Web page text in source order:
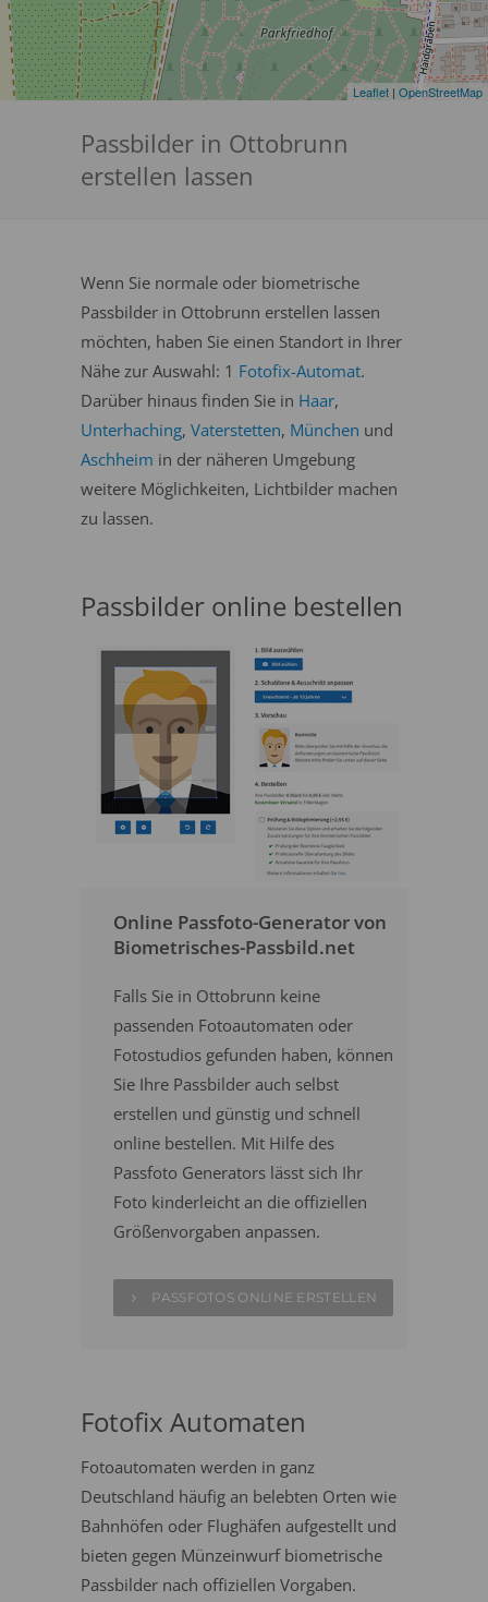
Leaflet | OpenStreetMap
Passbilder in Ottobrunn
erstellen lassen
Wenn Sie normale oder biometrische
Passbilder in Ottobrunn erstellen lassen
möchten, haben Sie einen Standort in Ihrer
Nähe zur Auswahl: 1 Fotofix-Automat.
Darüber hinaus finden Sie in Haar,
Unterhaching, Vaterstetten, München und
Aschheim in der näheren Umgebung
weitere Möglichkeiten, Lichtbilder machen
zu lassen.
Passbilder online bestellen
Online Passfoto-Generator von
Biometrisches-Passbild.net
Falls Sie in Ottobrunn keine
passenden Fotoautomaten oder
Fotostudios gefunden haben, können
Sie Ihre Passbilder auch selbst
erstellen und günstig und schnell
online bestellen. Mit Hilfe des
Passfoto Generators lässt sich Ihr
Foto kinderleicht an die offiziellen
Größenvorgaben anpassen.
PASSFOTOS ONLINE ERSTELLEN
Fotofix Automaten
Fotoautomaten werden in ganz
Deutschland häufig an belebten Orten wie
Bahnhöfen oder Flughäfen aufgestellt und
bieten gegen Münzeinwurf biometrische
Passbilder nach offiziellen Vorgaben.